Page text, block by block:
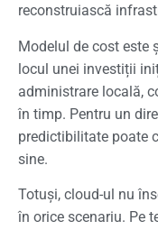
reconstruiască
Modelul de cost este
locul unei investiții
administrare locală,
în timp. Pentru un
predictibilitate poate
sine.
Totuși, cloud-ul nu
în orice scenariu. Pe